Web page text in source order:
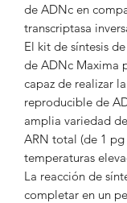
de ADNc en
transcriptasa
El kit de síntesis
de ADNc Maxima
capaz de realizar
reproducible de
amplia variedad
ARN total (de 1 pg
temperaturas
La reacción de
completar en un